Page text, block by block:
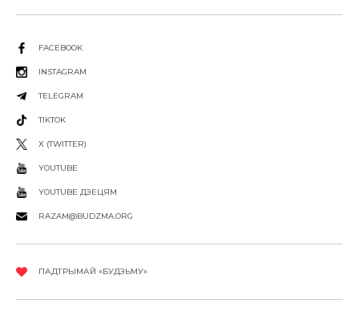
FACEBOOK
INSTAGRAM
TELEGRAM
TIKTOK
X (TWITTER)
YOUTUBE
YOUTUBE ДЗЕЦЯМ
RAZAM@BUDZMA.ORG
ПАДТРЫМАЙ «БУДЗЬМУ»